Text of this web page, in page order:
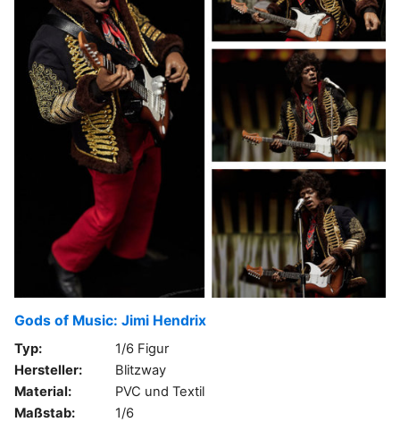
Gods of Music: Jimi Hendrix
Typ:
1/6 Figur
Hersteller:
Blitzway
Material:
PVC und Textil
Maßstab:
1/6